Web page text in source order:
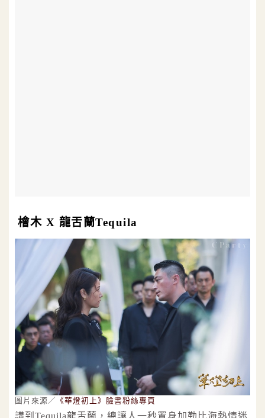
檜木 X 龍舌蘭Tequila
圖片來源／ 《華燈初上》臉書粉絲專頁
講到Tequila龍舌蘭，總讓人一秒置身加勒比海熱情迷